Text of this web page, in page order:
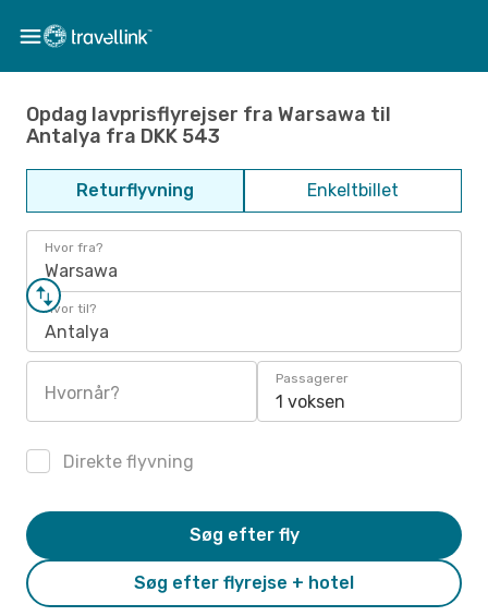
Opdag lavprisflyrejser fra Warsawa til
Antalya fra DKK 543
Returflyvning Enkeltbillet
Hvor fra?
Warsawa
Hvor til?
Antalya
Hvornår?
Passagerer
1 voksen
Direkte flyvning
Søg efter flyrejse + hotel
Søg efter fly